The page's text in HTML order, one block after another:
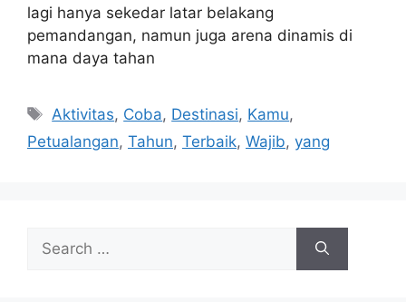
lagi hanya sekedar latar belakang
pemandangan, namun juga arena dinamis di
mana daya tahan
Tags
Aktivitas, Coba, Destinasi, Kamu,
Petualangan, Tahun, Terbaik, Wajib, yang
Search
for: